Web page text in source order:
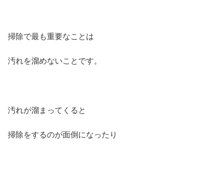
掃除で最も重要なことは
汚れを溜めないことです。
汚れが溜まってくると
掃除をするのが面倒になったり